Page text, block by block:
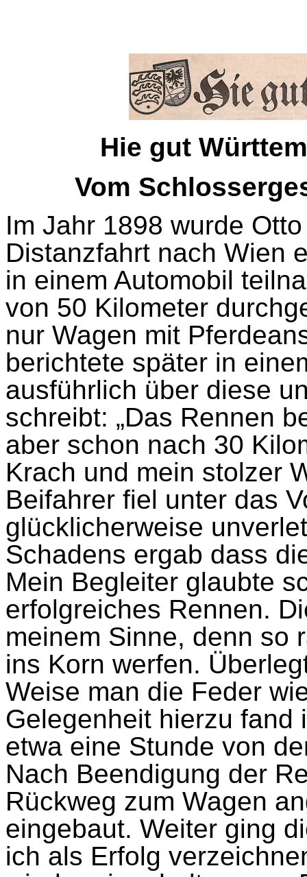
Hie gut
Vom
Im Jahr 1898 wurde
Distanzfahrt nach Wien
in einem Automobil
von 50 Kilometer
nur Wagen mit
berichtete später in
ausführlich über diese
schreibt: „Das Rennen
aber schon nach 30
Krach und mein stolzer
Beifahrer fiel unter das
glücklicherweise
Schadens ergab dass
Mein Begleiter glaubte
erfolgreiches Rennen.
meinem Sinne, denn so
ins Korn werfen.
Weise man die Feder
Gelegenheit hierzu fand
etwa eine Stunde von
Nach Beendigung der
Rückweg zum Wagen
eingebaut. Weiter ging
ich als Erfolg